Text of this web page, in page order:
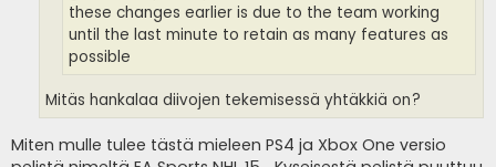
these changes earlier is due to the team working
until the last minute to retain as many features as
possible
Mitäs hankalaa diivojen tekemisessä yhtäkkiä on?
Miten mulle tulee tästä mieleen PS4 ja Xbox One versio